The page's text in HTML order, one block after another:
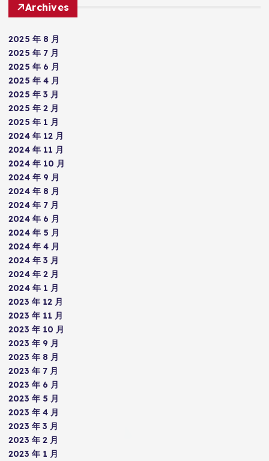
Archives
2025 年 8 月
2025 年 7 月
2025 年 6 月
2025 年 4 月
2025 年 3 月
2025 年 2 月
2025 年 1 月
2024 年 12 月
2024 年 11 月
2024 年 10 月
2024 年 9 月
2024 年 8 月
2024 年 7 月
2024 年 6 月
2024 年 5 月
2024 年 4 月
2024 年 3 月
2024 年 2 月
2024 年 1 月
2023 年 12 月
2023 年 11 月
2023 年 10 月
2023 年 9 月
2023 年 8 月
2023 年 7 月
2023 年 6 月
2023 年 5 月
2023 年 4 月
2023 年 3 月
2023 年 2 月
2023 年 1 月